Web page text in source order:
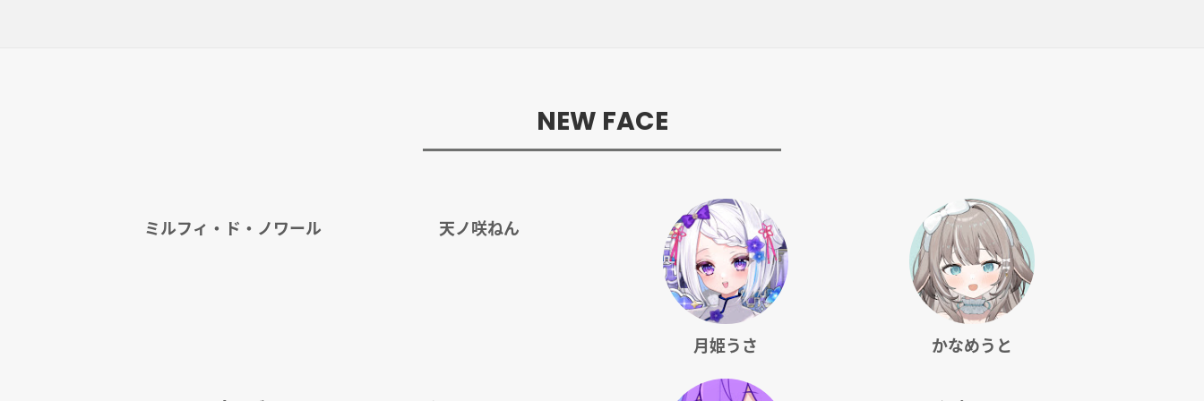
NEW FACE
ミルフィ・ド・ノワール 天ノ咲ねん
月姫うさ かなめうと